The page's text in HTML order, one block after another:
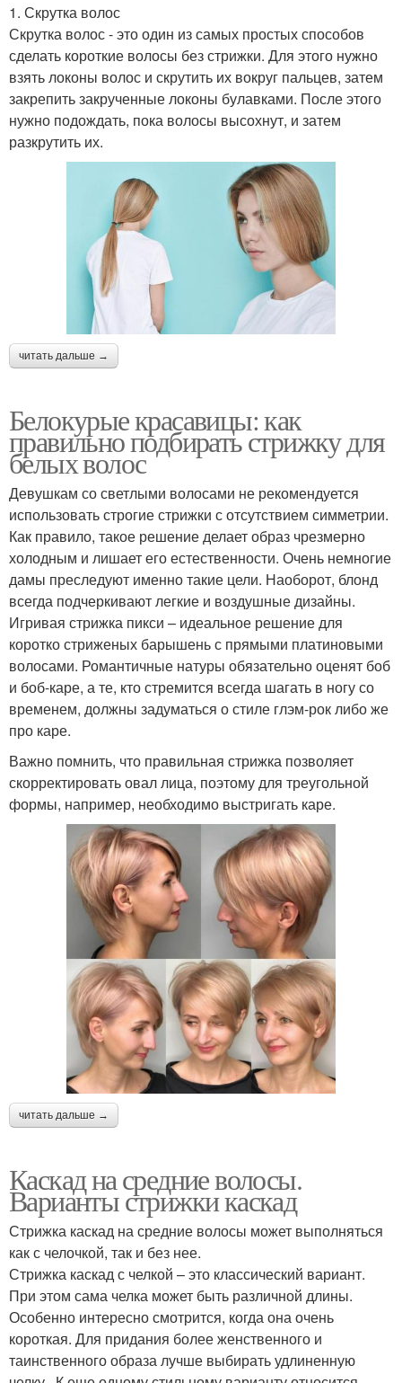
1. Скрутка волос
Скрутка волос - это один из самых простых способов
сделать короткие волосы без стрижки. Для этого нужно
взять локоны волос и скрутить их вокруг пальцев, затем
закрепить закрученные локоны булавками. После этого
нужно подождать, пока волосы высохнут, и затем
разкрутить их.
читать дальше →
Белокурые красавицы: как
правильно подбирать стрижку для
белых волос
Девушкам со светлыми волосами не рекомендуется
использовать строгие стрижки с отсутствием симметрии.
Как правило, такое решение делает образ чрезмерно
холодным и лишает его естественности. Очень немногие
дамы преследуют именно такие цели. Наоборот, блонд
всегда подчеркивают легкие и воздушные дизайны.
Игривая стрижка пикси – идеальное решение для
коротко стриженых барышень с прямыми платиновыми
волосами. Романтичные натуры обязательно оценят боб
и боб-каре, а те, кто стремится всегда шагать в ногу со
временем, должны задуматься о стиле глэм-рок либо же
про каре.
Важно помнить, что правильная стрижка позволяет
скорректировать овал лица, поэтому для треугольной
формы, например, необходимо выстригать каре.
читать дальше →
Каскад на средние волосы.
Варианты стрижки каскад
Стрижка каскад на средние волосы может выполняться
как с челочкой, так и без нее.
Стрижка каскад с челкой – это классический вариант.
При этом сама челка может быть различной длины.
Особенно интересно смотрится, когда она очень
короткая. Для придания более женственного и
таинственного образа лучше выбирать удлиненную